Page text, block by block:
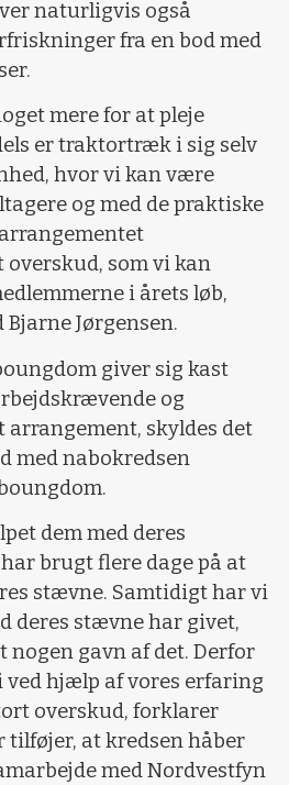
naturligvis også
fra en bod med
mere for at pleje
er traktortræk i sig selv
hvor vi kan være
og med de praktiske
som vi kan
i årets løb,
Jørgensen.
giver sig kast
og
skyldes det
med nabokredsen
dem med deres
brugt flere dage på at
stævne. Samtidigt har vi
deres stævne har givet,
nogen gavn af det. Derfor
ved hjælp af vores erfaring
overskud, forklarer
tilføjer, at kredsen håber
med Nordvestfyn